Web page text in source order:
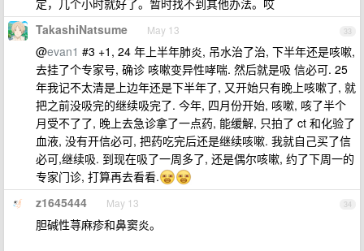
定，几个小时就好了。暂时找不到其他办法。哎
33
TakashiNatsume May 13
@evan1 #3 +1, 24 年上半年肺炎, 吊水治了治, 下半年还是咳嗽,
去挂了个专家号, 确诊 咳嗽变异性哮喘. 然后就是吸 信必可. 25
年我记不太清是上边年还是下半年了, 又开始只有晚上咳嗽了, 就
把之前没吸完的继续吸完了. 今年, 四月份开始, 咳嗽, 咳了半个
月受不了了, 晚上去急诊拿了一点药, 能缓解, 只拍了 ct 和化验了
血液, 没有开信必可, 把药吃完后还是继续咳嗽. 我就自己买了信
必可,继续吸. 到现在吸了一周多了, 还是偶尔咳嗽, 约了下周一的
专家门诊, 打算再去看看.
34
z1645444 May 13
胆碱性荨麻疹和鼻窦炎。